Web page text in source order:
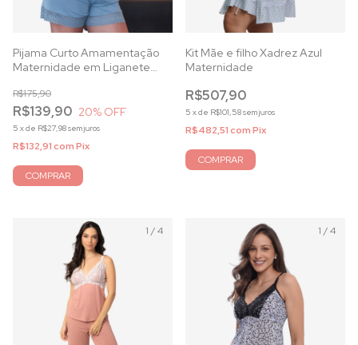
Pijama Curto Amamentação
Maternidade em Liganete
R$139,90
R$175,90
20% OFF
5 xde R$27,98sem juros
R$132,91comPix
COMPRAR
Kit Mãe e filho Xadrez Azul
Maternidade
R$507,90
5 xde R$101,58sem juros
R$482,51comPix
COMPRAR
1 /4 1 /4